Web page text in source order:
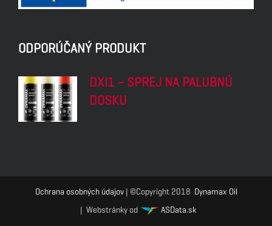
ODPORÚČANÝ PRODUKT
DXI1 – SPREJ NA PALUBNÚ
DOSKU
Ochrana osobných údajov| ©Copyright 2018 Dynamax Oil
| Webstránky od
ASData.sk